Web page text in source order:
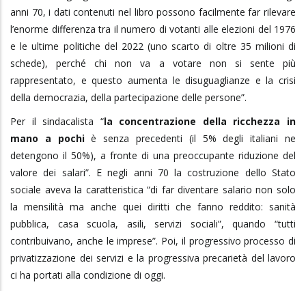
anni 70, i dati contenuti nel libro possono facilmente far rilevare
l’enorme differenza tra il numero di votanti alle elezioni del 1976
e le ultime politiche del 2022 (uno scarto di oltre 35 milioni di
schede), perché chi non va a votare non si sente più
rappresentato, e questo aumenta le disuguaglianze e la crisi
della democrazia, della partecipazione delle persone”.
Per il sindacalista “la concentrazione della ricchezza in
mano a pochiè senza precedenti (il 5% degli italiani ne
detengono il 50%), a fronte di una preoccupante riduzione del
valore dei salari”. E negli anni 70 la costruzione dello Stato
sociale aveva la caratteristica “di far diventare salario non solo
la mensilità ma anche quei diritti che fanno reddito: sanità
pubblica, casa scuola, asili, servizi sociali”, quando “tutti
contribuivano, anche le imprese”. Poi, il progressivo processo di
privatizzazione dei servizi e la progressiva precarietà del lavoro
ci ha portati alla condizione di oggi.